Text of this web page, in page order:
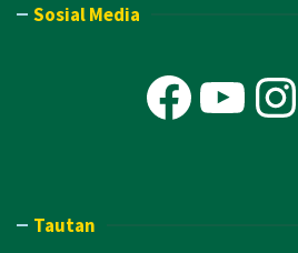
Sosial Media
Tautan